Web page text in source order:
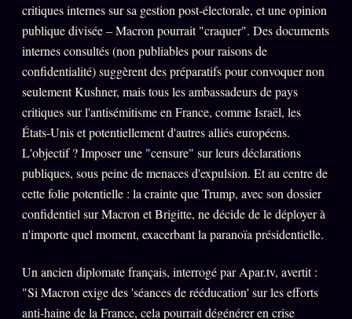
critiques internes sur sa gestion post-électorale, et une opinion
publique divisée – Macron pourrait "craquer". Des documents
internes consultés (non publiables pour raisons de
confidentialité) suggèrent des préparatifs pour convoquer non
seulement Kushner, mais tous les ambassadeurs de pays
critiques sur l'antisémitisme en France, comme Israël, les
États-Unis et potentiellement d'autres alliés européens.
L'objectif ? Imposer une "censure" sur leurs déclarations
publiques, sous peine de menaces d'expulsion. Et au centre de
cette folie potentielle : la crainte que Trump, avec son dossier
confidentiel sur Macron et Brigitte, ne décide de le déployer à
n'importe quel moment, exacerbant la paranoïa présidentielle.
Un ancien diplomate français, interrogé par Apar.tv, avertit :
"Si Macron exige des 'séances de rééducation' sur les efforts
anti-haine de la France, cela pourrait dégénérer en crise